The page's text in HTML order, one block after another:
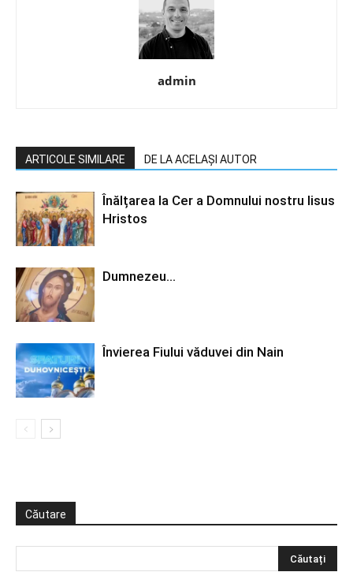
admin
ARTICOLE SIMILARE DE LA ACELAȘI AUTOR
Înălțarea la Cer a Domnului nostru Iisus
Hristos
Dumnezeu…
Învierea Fiului văduvei din Nain
Căutare